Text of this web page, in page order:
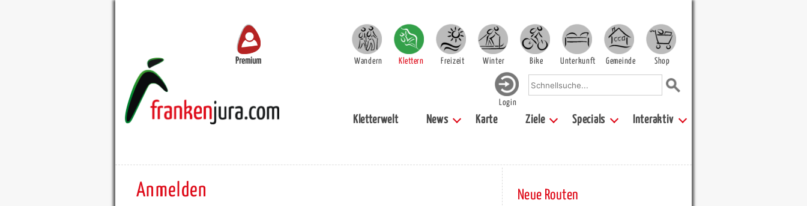
Premium Wandern Klettern Freizeit Winter Bike Unterkunft Gemeinde Shop
Login
Kletterwelt News Karte Ziele Specials Interaktiv
Anmelden Neue Routen